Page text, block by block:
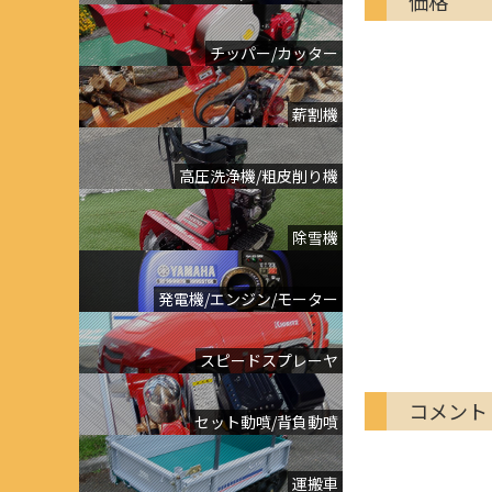
チッパー/カッター
薪割機
高圧洗浄機/粗皮削り機
除雪機
発電機/エンジン/モーター
スピードスプレーヤ
セット動噴/背負動噴
運搬車
コメント